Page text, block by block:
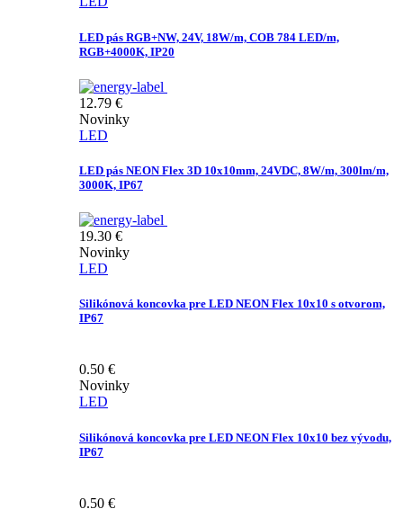
LED pás RGB+NW, 24V, 18W/m, COB 784 LED/m,
RGB+4000K, IP20
12.79 €
Novinky
LED
LED pás NEON Flex 3D 10x10mm, 24VDC, 8W/m, 300lm/m,
3000K, IP67
19.30 €
Novinky
LED
Silikónová koncovka pre LED NEON Flex 10x10 s otvorom,
IP67
0.50 €
Novinky
LED
Silikónová koncovka pre LED NEON Flex 10x10 bez vývodu,
IP67
0.50 €